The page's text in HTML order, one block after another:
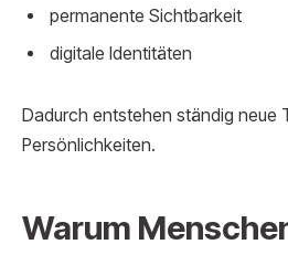
permanente Sichtbarkeit
digitale Identitäten
Dadurch entstehen ständig neue
Persönlichkeiten.
Warum